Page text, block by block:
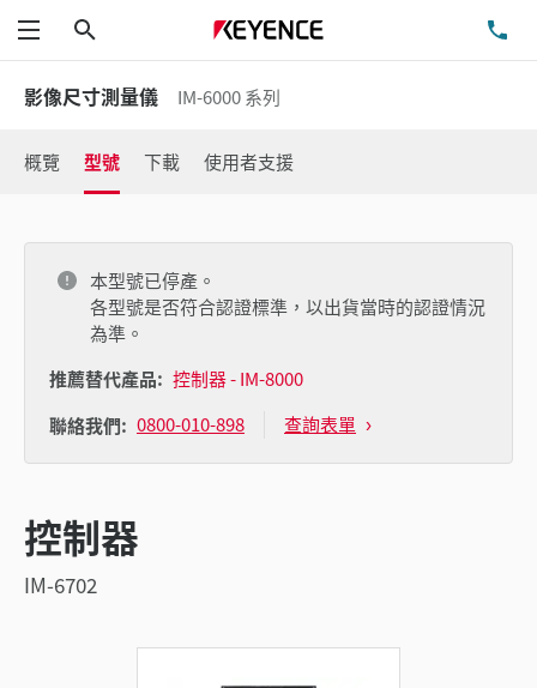
功能表
影像尺寸測量儀 IM-6000 系列
概覽 型號 下載 使用者支援
本型號已停產。
各型號是否符合認證標準，以出貨當時的認證情況
為準。
推薦替代產品: 控制器 - IM-8000
聯絡我們: 0800-010-898 查詢表單
控制器
IM-6702